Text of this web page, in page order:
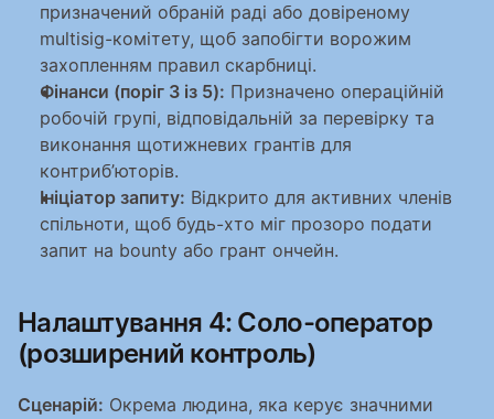
призначений обраній раді або довіреному
multisig-комітету, щоб запобігти ворожим
захопленням правил скарбниці.
Фінанси (поріг 3 із 5): Призначено операційній
робочій групі, відповідальній за перевірку та
виконання щотижневих грантів для
контриб’юторів.
Ініціатор запиту: Відкрито для активних членів
спільноти, щоб будь-хто міг прозоро подати
запит на bounty або грант ончейн.
Налаштування 4: Соло-оператор
(розширений контроль)
Сценарій: Окрема людина, яка керує значними